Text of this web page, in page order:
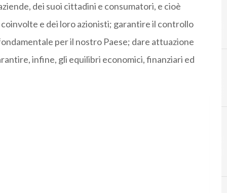
dei suoi cittadini e consumatori, e cioè
e dei loro azionisti; garantire il controllo
per il nostro Paese; dare attuazione
infine, gli equilibri economici, finanziari ed